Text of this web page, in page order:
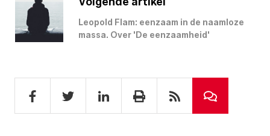
Leopold Flam: eenzaam in de naamloze
massa. Over 'De eenzaamheid'